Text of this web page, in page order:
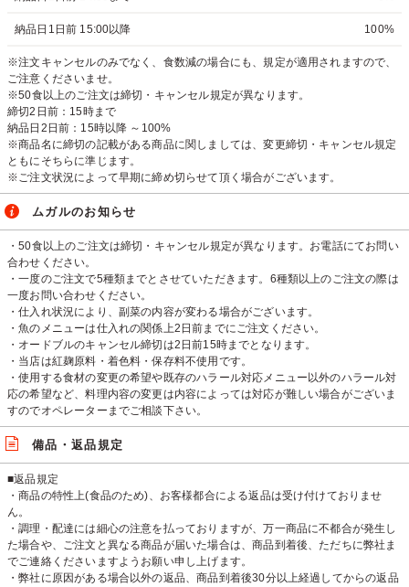
納品日1日前 15:00以降 100%
※注文キャンセルのみでなく、食数減の場合にも、規定が適用されますので、
ご注意くださいませ。
※50食以上のご注文は締切・キャンセル規定が異なります。
締切2日前：15時まで
納品日2日前：15時以降 ～100%
※商品名に締切の記載がある商品に関しましては、変更締切・キャンセル規定
ともにそちらに準じます。
※ご注文状況によって早期に締め切らせて頂く場合がございます。
ムガルのお知らせ
・50食以上のご注文は締切・キャンセル規定が異なります。お電話にてお問い
合わせください。
・一度のご注文で5種類までとさせていただきます。6種類以上のご注文の際は
一度お問い合わせください。
・仕入れ状況により、副菜の内容が変わる場合がございます。
・魚のメニューは仕入れの関係上2日前までにご注文ください。
・オードブルのキャンセル締切は2日前15時までとなります。
・当店は紅麹原料・着色料・保存料不使用です。
・使用する食材の変更の希望や既存のハラール対応メニュー以外のハラール対
応の希望など、料理内容の変更は内容によっては対応が難しい場合がございま
すのでオペレーターまでご相談下さい。
備品・返品規定
■返品規定
・商品の特性上(食品のため)、お客様都合による返品は受け付けておりませ
ん。
・調理・配達には細心の注意を払っておりますが、万一商品に不都合が発生し
た場合や、ご注文と異なる商品が届いた場合は、商品到着後、ただちに弊社ま
でご連絡くださいますようお願い申し上げます。
・弊社に原因がある場合以外の返品、商品到着後30分以上経過してからの返品